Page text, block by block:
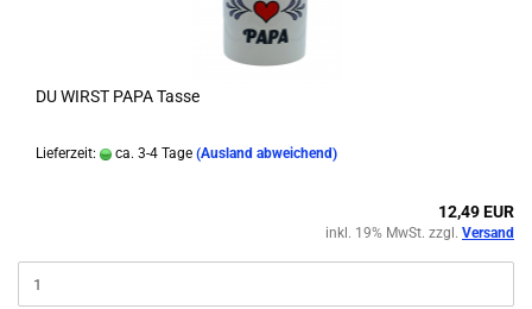
DU WIRST PAPA Tasse
Lieferzeit: ca. 3-4 Tage (Ausland abweichend)
12,49 EUR
inkl. 19% MwSt. zzgl. Versand